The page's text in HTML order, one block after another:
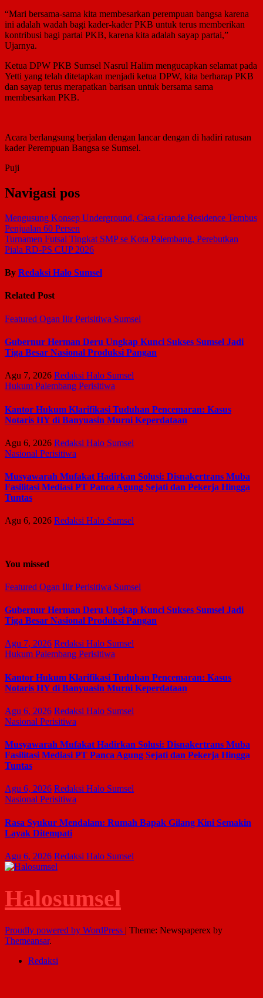
“Mari bersama-sama kita membesarkan perempuan bangsa karena
ini adalah wadah bagi kader-kader PKB untuk terus memberikan
kontribusi bagi partai PKB, karena kita adalah sayap partai,”
Ujarnya.
Ketua DPW PKB Sumsel Nasrul Halim mengucapkan selamat pada
Yetti yang telah ditetapkan menjadi ketua DPW, kita berharap PKB
dan sayap terus merapatkan barisan untuk bersama sama
membesarkan PKB.
Acara berlangsung berjalan dengan lancar dengan di hadiri ratusan
kader Perempuan Bangsa se Sumsel.
Puji
Navigasi pos
Mengusung Konsep Underground, Casa Grande Residence Tembus
Penjualan 60 Persen
Turnamen Futsal Tingkat SMP se Kota Palembang, Perebutkan
Piala RD-PS CUP 2026
By Redaksi Halo Sumsel
Related Post
Featured Ogan IlirPerisitiwa Sumsel
Gubernur Herman Deru Ungkap Kunci Sukses Sumsel Jadi
Tiga Besar Nasional Produksi Pangan
Agu 7, 2026 Redaksi Halo Sumsel
Hukum Palembang Perisitiwa
Kantor Hukum Klarifikasi Tuduhan Pencemaran: Kasus
Notaris HY di Banyuasin Murni Keperdataan
Agu 6, 2026 Redaksi Halo Sumsel
Nasional Perisitiwa
Musyawarah Mufakat Hadirkan Solusi: Disnakertrans Muba
Fasilitasi Mediasi PT Panca Agung Sejati dan Pekerja Hingga
Tuntas
Agu 6, 2026 Redaksi Halo Sumsel
You missed
Featured Ogan IlirPerisitiwa Sumsel
Gubernur Herman Deru Ungkap Kunci Sukses Sumsel Jadi
Tiga Besar Nasional Produksi Pangan
Agu 7, 2026 Redaksi Halo Sumsel
Hukum Palembang Perisitiwa
Kantor Hukum Klarifikasi Tuduhan Pencemaran: Kasus
Notaris HY di Banyuasin Murni Keperdataan
Agu 6, 2026 Redaksi Halo Sumsel
Nasional Perisitiwa
Musyawarah Mufakat Hadirkan Solusi: Disnakertrans Muba
Fasilitasi Mediasi PT Panca Agung Sejati dan Pekerja Hingga
Tuntas
Agu 6, 2026 Redaksi Halo Sumsel
Nasional Perisitiwa
Rasa Syukur Mendalam: Rumah Bapak Gilang Kini Semakin
Layak Ditempati
Agu 6, 2026 Redaksi Halo Sumsel
Halosumsel
Proudly powered by WordPress | Theme: Newspaperex by
Themeansar.
Redaksi